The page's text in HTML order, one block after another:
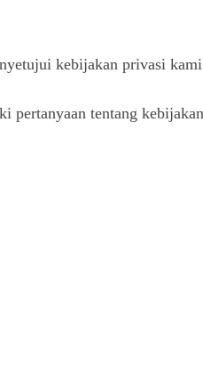
kebijakan privasi
tentang